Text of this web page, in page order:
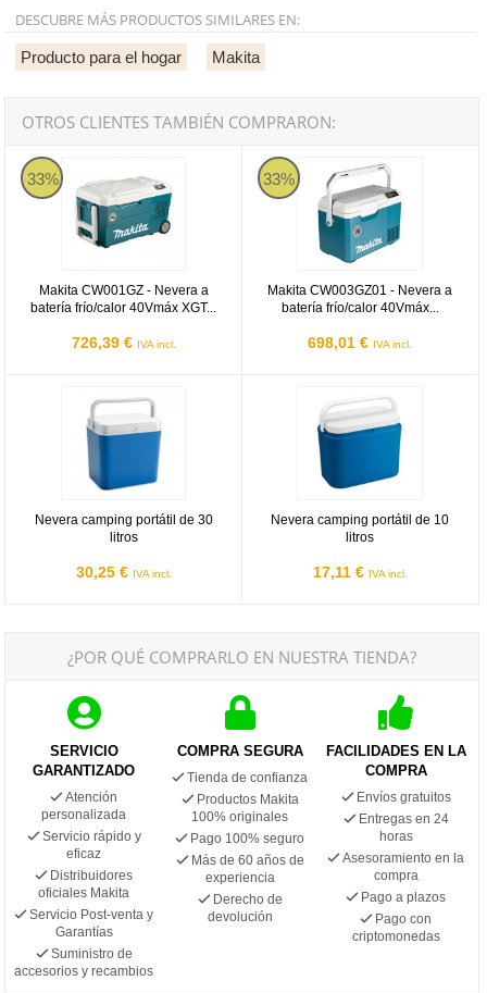
DESCUBRE MÁS PRODUCTOS SIMILARES EN:
Producto para el hogar Makita
OTROS CLIENTES TAMBIÉN COMPRARON:
33%
Makita CW001GZ - Nevera a
batería frío/calor 40Vmáx XGT...
726,39 € IVA incl.
Makita CW001GZ - Nevera a batería frío/calor 40Vmáx XGT AC/
33%
Makita CW003GZ01 - Nevera a
batería frío/calor 40Vmáx...
698,01 € IVA incl.
Makita CW003GZ01 - Nevera a
Nevera camping portátil de 30
litros
30,25 € IVA incl.
Nevera camping portátil de 10
litros
17,11 € IVA incl.
¿POR QUÉ COMPRARLO EN NUESTRA TIENDA?
SERVICIO
GARANTIZADO
Atención
personalizada
Servicio rápido y
eficaz
Distribuidores
oficiales Makita
Servicio Post-venta y
Garantías
Suministro de
accesorios y recambios
COMPRA SEGURA
Tienda de confianza
Productos Makita
100% originales
Pago 100% seguro
Más de 60 años de
experiencia
Derecho de
devolución
FACILIDADES EN LA
COMPRA
Envíos gratuitos
Entregas en 24
horas
Asesoramiento en la
compra
Pago a plazos
Pago con
criptomonedas